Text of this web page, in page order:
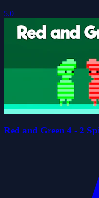
5.0
Red and Green 4 - 2